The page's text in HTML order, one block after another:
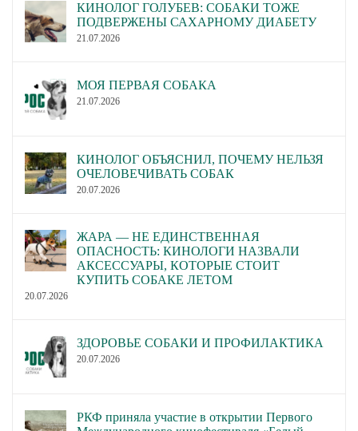
КИНОЛОГ ГОЛУБЕВ: СОБАКИ ТОЖЕ
ПОДВЕРЖЕНЫ САХАРНОМУ ДИАБЕТУ
21.07.2026
МОЯ ПЕРВАЯ СОБАКА
21.07.2026
КИНОЛОГ ОБЪЯСНИЛ, ПОЧЕМУ НЕЛЬЗЯ
ОЧЕЛОВЕЧИВАТЬ СОБАК
20.07.2026
ЖАРА — НЕ ЕДИНСТВЕННАЯ
ОПАСНОСТЬ: КИНОЛОГИ НАЗВАЛИ
АКСЕССУАРЫ, КОТОРЫЕ СТОИТ
КУПИТЬ СОБАКЕ ЛЕТОМ
20.07.2026
ЗДОРОВЬЕ СОБАКИ И ПРОФИЛАКТИКА
20.07.2026
РКФ приняла участие в открытии Первого